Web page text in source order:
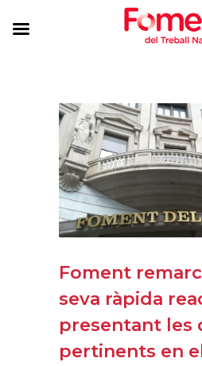
Foment
seva ràpida
presentant les
pertinents en